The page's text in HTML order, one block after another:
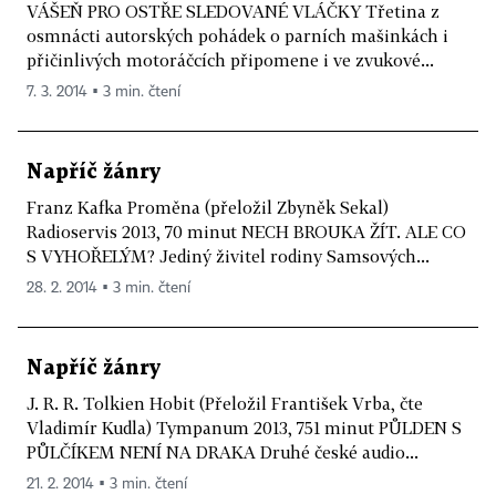
VÁŠEŇ PRO OSTŘE SLEDOVANÉ VLÁČKY Třetina z
osmnácti autorských pohádek o parních mašinkách i
přičinlivých motoráčcích připomene i ve zvukové...
7. 3. 2014 ▪ 3 min. čtení
Napříč žánry
Franz Kafka Proměna (přeložil Zbyněk Sekal)
Radioservis 2013, 70 minut NECH BROUKA ŽÍT. ALE CO
S VYHOŘELÝM? Jediný živitel rodiny Samsových...
28. 2. 2014 ▪ 3 min. čtení
Napříč žánry
J. R. R. Tolkien Hobit (Přeložil František Vrba, čte
Vladimír Kudla) Tympanum 2013, 751 minut PŮLDEN S
PŮLČÍKEM NENÍ NA DRAKA Druhé české audio...
21. 2. 2014 ▪ 3 min. čtení